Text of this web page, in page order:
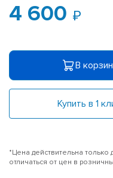
4 600
В
Купить в 1
*Цена действительна
отличаться от цен в